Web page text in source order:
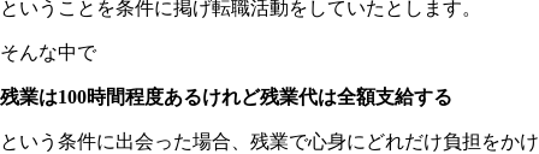
ということを条件に掲げ転職活動をしていたとします。
そんな中で
残業は100時間程度あるけれど残業代は全額支給する
という条件に出会った場合、残業で心身にどれだけ負担をかけ